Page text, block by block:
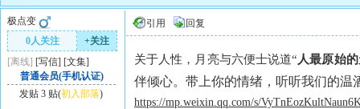
极点变
0人关注
+关注
[离线] [写信] [文集]
普通会员(手机认证)
发贴 3 贴(初入部落)
引用 回复
关于人性，月亮与六便士说道“ 人最原始
伴倾心。带上你的情绪，听听我们的温
https://mp.weixin.qq.com/s/